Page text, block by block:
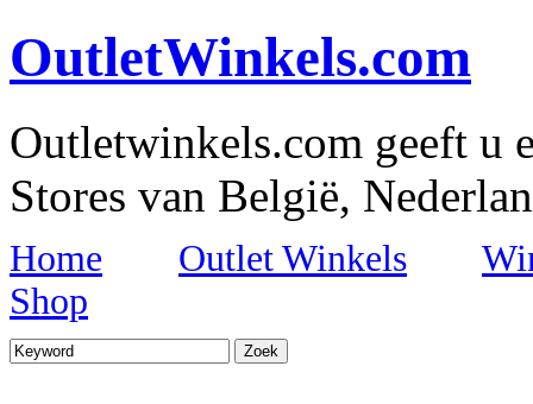
OutletWinkels.com
Outletwinkels.com geeft u
Stores van België,
Home Outlet Winkels
Shop